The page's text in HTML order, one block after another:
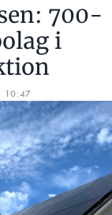
700-
i
10:47